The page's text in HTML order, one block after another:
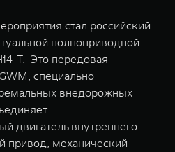
стал российский
полноприводной
Т. Это передовая
специально
внедорожных
двигатель внутреннего
привод, механический